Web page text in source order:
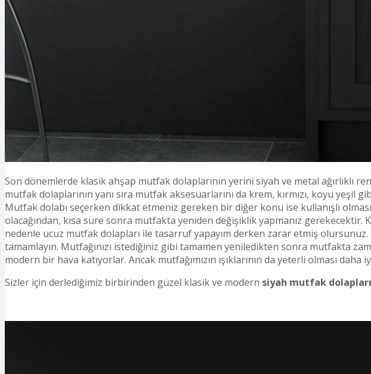
Son dönemlerde klasik ahşap mutfak dolaplarının yerini siyah ve metal ağırlıklı
mutfak dolaplarının yanı sıra mutfak aksesuarlarını da krem, kırmızı, koyu yeşil
Mutfak dolabı seçerken dikkat etmeniz gereken bir diğer konu ise kullanışlı
olacağından, kısa süre sonra mutfakta yeniden değişiklik yapmanız
nedenle ucuz mutfak dolapları ile tasarruf yapayım derken zarar etmiş
tamamlayın. Mutfağınızı istediğiniz gibi tamamen yeniledikten sonra mutfakta
modern bir hava katıyorlar. Ancak mutfağımızın ışıklarının da yeterli olması
Sizler için derlediğimiz birbirinden güzel klasik ve modern siyah mutfak dolapları